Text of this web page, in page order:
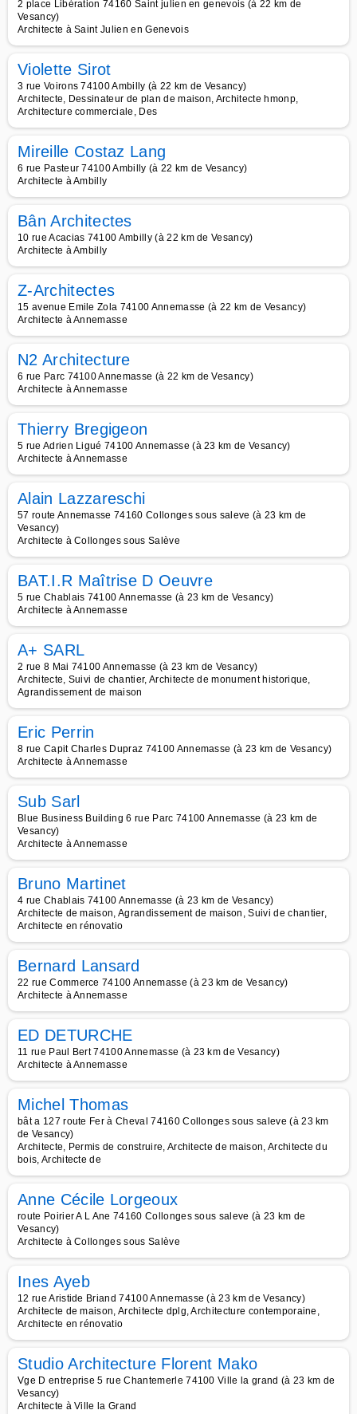
2 place Libération 74160 Saint julien en genevois (à 22 km de
Vesancy)
Architecte à Saint Julien en Genevois
Violette Sirot
3 rue Voirons 74100 Ambilly (à 22 km de Vesancy)
Architecte, Dessinateur de plan de maison, Architecte hmonp,
Architecture commerciale, Des
Mireille Costaz Lang
6 rue Pasteur 74100 Ambilly (à 22 km de Vesancy)
Architecte à Ambilly
Bân Architectes
10 rue Acacias 74100 Ambilly (à 22 km de Vesancy)
Architecte à Ambilly
Z-Architectes
15 avenue Emile Zola 74100 Annemasse (à 22 km de Vesancy)
Architecte à Annemasse
N2 Architecture
6 rue Parc 74100 Annemasse (à 22 km de Vesancy)
Architecte à Annemasse
Thierry Bregigeon
5 rue Adrien Ligué 74100 Annemasse (à 23 km de Vesancy)
Architecte à Annemasse
Alain Lazzareschi
57 route Annemasse 74160 Collonges sous saleve (à 23 km de
Vesancy)
Architecte à Collonges sous Salève
BAT.I.R Maîtrise D Oeuvre
5 rue Chablais 74100 Annemasse (à 23 km de Vesancy)
Architecte à Annemasse
A+ SARL
2 rue 8 Mai 74100 Annemasse (à 23 km de Vesancy)
Architecte, Suivi de chantier, Architecte de monument historique,
Agrandissement de maison
Eric Perrin
8 rue Capit Charles Dupraz 74100 Annemasse (à 23 km de Vesancy)
Architecte à Annemasse
Sub Sarl
Blue Business Building 6 rue Parc 74100 Annemasse (à 23 km de
Vesancy)
Architecte à Annemasse
Bruno Martinet
4 rue Chablais 74100 Annemasse (à 23 km de Vesancy)
Architecte de maison, Agrandissement de maison, Suivi de chantier,
Architecte en rénovatio
Bernard Lansard
22 rue Commerce 74100 Annemasse (à 23 km de Vesancy)
Architecte à Annemasse
ED DETURCHE
11 rue Paul Bert 74100 Annemasse (à 23 km de Vesancy)
Architecte à Annemasse
Michel Thomas
bât a 127 route Fer à Cheval 74160 Collonges sous saleve (à 23 km
de Vesancy)
Architecte, Permis de construire, Architecte de maison, Architecte du
bois, Architecte de
Anne Cécile Lorgeoux
route Poirier A L Ane 74160 Collonges sous saleve (à 23 km de
Vesancy)
Architecte à Collonges sous Salève
Ines Ayeb
12 rue Aristide Briand 74100 Annemasse (à 23 km de Vesancy)
Architecte de maison, Architecte dplg, Architecture contemporaine,
Architecte en rénovatio
Studio Architecture Florent Mako
Vge D entreprise 5 rue Chantemerle 74100 Ville la grand (à 23 km de
Vesancy)
Architecte à Ville la Grand